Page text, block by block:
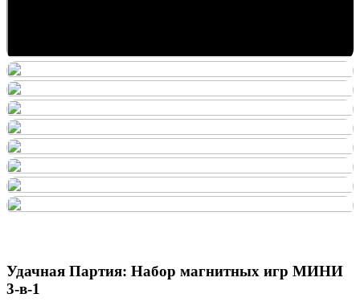
Удачная Партия: Набор магнитных игр МИНИ
3-в-1